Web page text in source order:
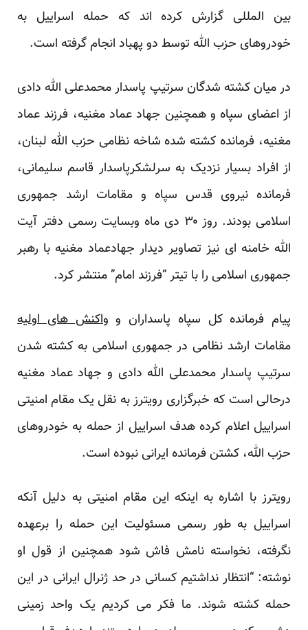
بین المللی گزارش کرده اند که حمله اسراییل به
خودروهای حزب الله توسط دو پهباد انجام گرفته است.
در میان کشته شدگان سرتیپ پاسدار محمدعلی الله دادی
از اعضای سپاه و همچنین جهاد عماد مغنیه، فرزند عماد
مغنیه، فرمانده کشته شده شاخه نظامی حزب الله لبنان،
از افراد بسیار نزدیک به سرلشکرپاسدار قاسم سلیمانی،
فرمانده نیروی قدس سپاه و مقامات ارشد جمهوری
اسلامی بودند. روز ۳۰ دی ماه وبسایت رسمی دفتر آیت
الله خامنه ای نیز تصاویر دیدار جهادعماد مغنیه با رهبر
جمهوری اسلامی را با تیتر “فرزند امام” منتشر کرد.
پیام فرمانده کل سپاه پاسداران و واکنش های اولیه
مقامات ارشد نظامی در جمهوری اسلامی به کشته شدن
سرتیپ پاسدار محمدعلی الله دادی و جهاد عماد مغنیه
درحالی است که خبرگزاری رویترز به نقل یک مقام امنیتی
اسراییل اعلام کرده هدف اسراییل از حمله به خودروهای
حزب الله، کشتن فرمانده ایرانی نبوده است.
رویترز با اشاره به اینکه این مقام امنیتی به دلیل آنکه
اسراییل به طور رسمی مسئولیت این حمله را برعهده
نگرفته، نخواسته نامش فاش شود همچنین از قول او
نوشته: “انتظار نداشتیم کسانی در حد ژنرال ایرانی در این
حمله کشته شوند. ما فکر می کردیم یک واحد زمینی